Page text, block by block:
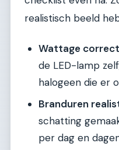
realistisch beeld
Wattage
de LED-lamp
halogeen die er
Branduren
schatting
per dag en